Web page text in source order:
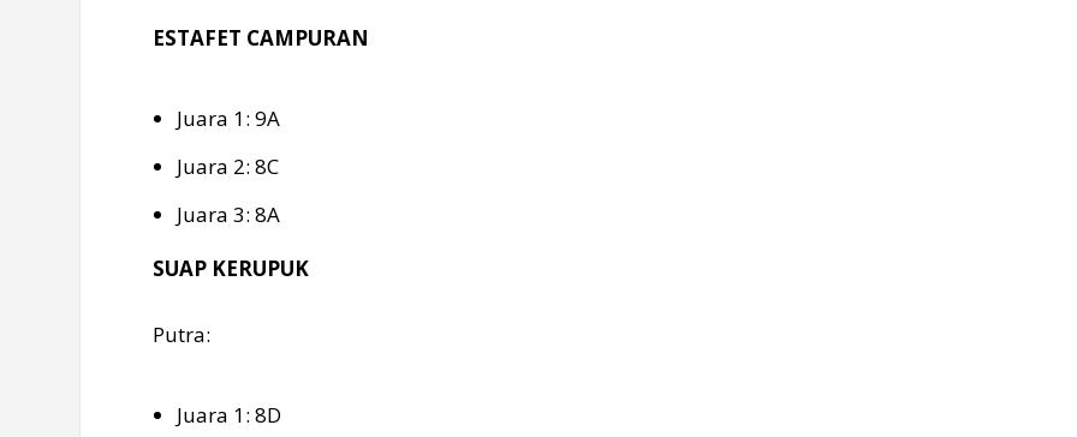
ESTAFET CAMPURAN
Juara 1: 9A
Juara 2: 8C
Juara 3: 8A
SUAP KERUPUK
Putra:
Juara 1: 8D